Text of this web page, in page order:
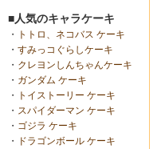
■人気のキャラケーキ
・
トトロ、ネコバス ケーキ
・ すみっコぐらしケーキ
・ クレヨンしんちゃんケーキ
・ ガンダム ケーキ
・
トイストーリー ケーキ
・ スパイダーマン ケーキ
・ ゴジラ ケーキ
・
ドラゴンボール ケーキ